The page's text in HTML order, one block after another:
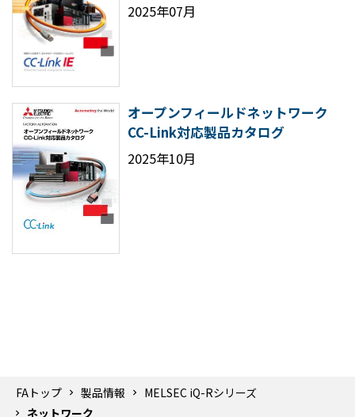
2025年07月
オープンフィールドネットワーク
CC-Link対応製品カタログ
2025年10月
FAトップ 製品情報
MELSEC iQ-Rシリーズ
ネットワーク